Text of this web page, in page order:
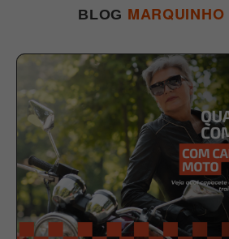
BLOG MARQUINHO